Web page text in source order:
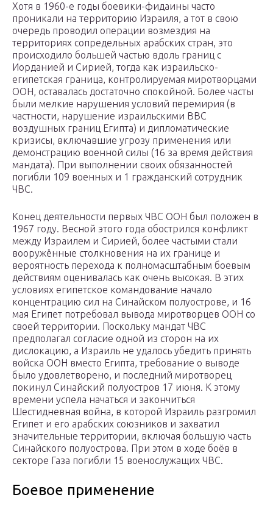
Хотя в 1960-е годы боевики-фидаины часто
проникали на территорию Израиля, а тот в свою
очередь проводил операции возмездия на
территориях сопредельных арабских стран, это
происходило большей частью вдоль границ с
Иорданией и Сирией, тогда как израильско-
египетская граница, контролируемая миротворцами
ООН, оставалась достаточно спокойной. Более часты
были мелкие нарушения условий перемирия (в
частности, нарушение израильскими ВВС
воздушных границ Египта) и дипломатические
кризисы, включавшие угрозу применения или
демонстрацию военной силы (16 за время действия
мандата). При выполнении своих обязанностей
погибли 109 военных и 1 гражданский сотрудник
ЧВС.
Конец деятельности первых ЧВС ООН был положен в
1967 году. Весной этого года обострился конфликт
между Израилем и Сирией, более частыми стали
вооружённые столкновения на их границе и
вероятность перехода к полномасштабным боевым
действиям оценивалась как очень высокая. В этих
условиях египетское командование начало
концентрацию сил на Синайском полуострове, и 16
мая Египет потребовал вывода миротворцев ООН со
своей территории. Поскольку мандат ЧВС
предполагал согласие одной из сторон на их
дислокацию, а Израиль не удалось убедить принять
войска ООН вместо Египта, требование о выводе
было удовлетворено, и последний миротворец
покинул Синайский полуостров 17 июня. К этому
времени успела начаться и закончиться
Шестидневная война, в которой Израиль разгромил
Египет и его арабских союзников и захватил
значительные территории, включая большую часть
Синайского полуострова. При этом в ходе боёв в
секторе Газа погибли 15 военослужащих ЧВС.
Боевое применение